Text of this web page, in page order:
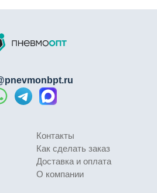
Контакты
Как сделать заказ
Доставка и оплата
О компании